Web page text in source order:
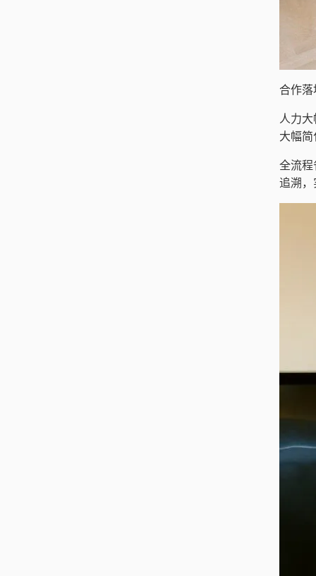
合作
人力
大幅
全流
追溯